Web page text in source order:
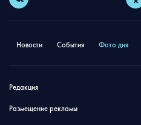
Новости События Фото дня
Редакция
Размещение рекламы